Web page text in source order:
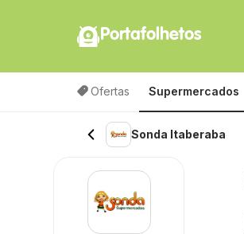
Portafolhetos
Ofertas Supermercados
Sonda Itaberaba